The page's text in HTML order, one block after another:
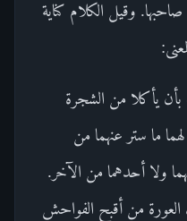
وقيل الكلام كناية
يأكلا من الشجرة
ما ستر عنهما من
ولا أحدهما من الآخر.
من أقبح الفواحش